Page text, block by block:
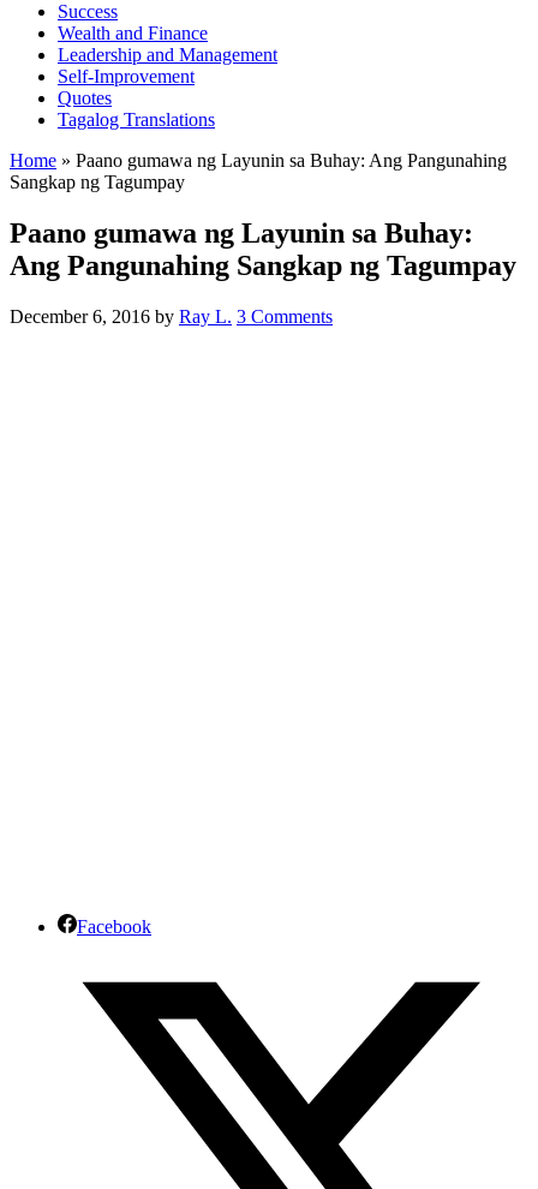
Success
Wealth and Finance
Leadership and Management
Self-Improvement
Quotes
Tagalog Translations
Home » Paano gumawa ng Layunin sa Buhay: Ang Pangunahing
Sangkap ng Tagumpay
Paano gumawa ng Layunin sa Buhay:
Ang Pangunahing Sangkap ng Tagumpay
December 6, 2016 by Ray L. 3 Comments
Facebook